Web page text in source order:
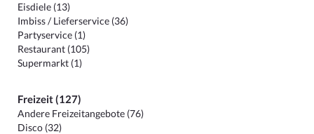
Eisdiele (13)
Imbiss / Lieferservice (36)
Partyservice (1)
Restaurant (105)
Supermarkt (1)
Freizeit (127)
Andere Freizeitangebote (76)
Disco (32)